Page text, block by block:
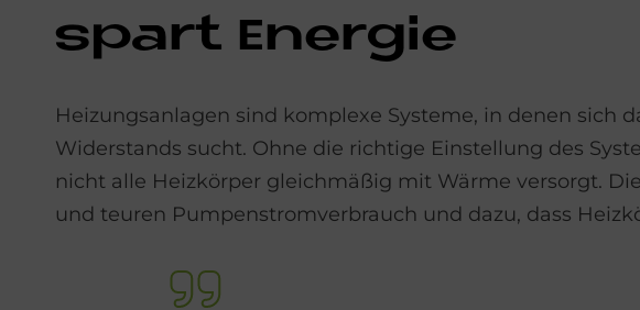
spart En­er­gie
Heizungsanlagen sind komplexe Systeme, in denen sich
Widerstands sucht. Ohne die richtige Einstellung des
nicht alle Heizkörper gleichmäßig mit Wärme versorgt.
und teuren Pumpenstromverbrauch und dazu, dass